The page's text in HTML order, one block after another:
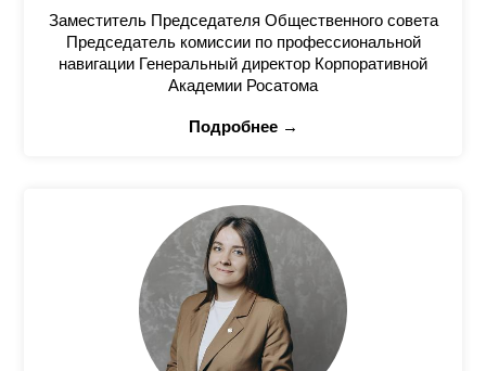
Заместитель Председателя Общественного совета
Председатель комиссии по профессиональной
навигации Генеральный директор Корпоративной
Академии Росатома
Подробнее →